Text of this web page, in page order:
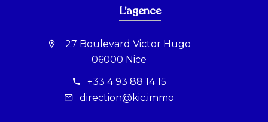
L'agence
27 Boulevard Victor Hugo
06000 Nice
+33 4 93 88 14 15
direction@kic.immo